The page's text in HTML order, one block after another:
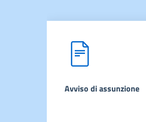
Avviso di assunzione